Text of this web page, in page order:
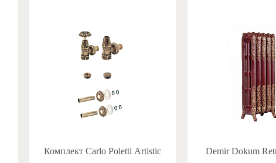
Комплект Carlo Poletti Artistic Demir Dokum